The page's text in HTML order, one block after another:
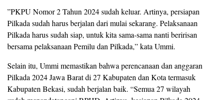
”PKPU Nomor 2 Tahun 2024 sudah keluar. Artinya, persiapan
Pilkada sudah harus berjalan dari mulai sekarang. Pelaksanaan
Pilkada harus sudah siap, untuk kita sama-sama nanti beririsan
bersama pelaksanaan Pemilu dan Pilkada,” kata Ummi.
Selain itu, Ummi memastikan bahwa perencanaan dan anggaran
Pilkada 2024 Jawa Barat di 27 Kabupaten dan Kota termasuk
Kabupaten Bekasi, sudah berjalan baik. “Semua 27 wilayah